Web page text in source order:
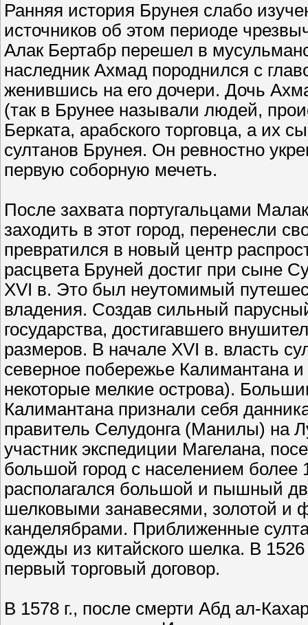
Ранняя история Брунея слабо
источников об этом периоде
Алак Бертабр перешел в
наследник Ахмад породнился с
женившись на его дочери. Дочь
(так в Брунее называли людей,
Берката, арабского торговца, а их
султанов Брунея. Он ревностно
первую соборную мечеть.
После захвата португальцами
заходить в этот город, перенесли
превратился в новый центр
расцвета Бруней достиг при сыне
XVI в. Это был неутомимый
владения. Создав сильный
государства, достигавшего
размеров. В начале XVI в. власть
северное побережье Калимантана
некоторые мелкие острова).
Калимантана признали себя
правитель Селудонга (Манилы) на
участник экспедиции Магелана,
большой город с населением более
располагался большой и пышный
шелковыми занавесями, золотой и
канделябрами. Приближенные
одежды из китайского шелка. В
первый торговый договор.
В 1578 г., после смерти Абд ал-